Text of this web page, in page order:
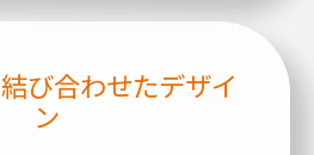
結び合わせたデザイ
ン